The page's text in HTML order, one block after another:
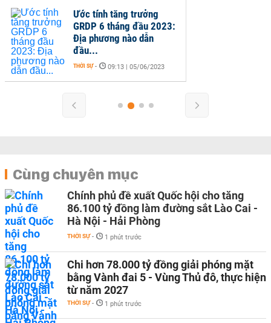
Ước tính tăng trưởng
GRDP 6 tháng đầu 2023:
Địa phương nào dẫn
đầu...
THỜI SỰ - 09:13 | 05/06/2023
Cùng chuyên mục
Chính phủ đề xuất Quốc hội cho tăng
86.100 tỷ đồng làm đường sắt Lào Cai -
Hà Nội - Hải Phòng
THỜI SỰ - 1 phút trước
Chi hơn 78.000 tỷ đồng giải phóng mặt
bằng Vành đai 5 - Vùng Thủ đô, thực hiện
từ năm 2027
THỜI SỰ - 1 phút trước